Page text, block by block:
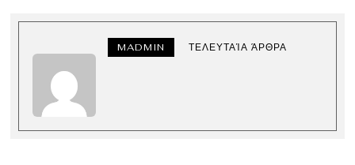
MADMIN ΤΕΛΕΥΤΑΊΑ ΆΡΘΡΑ